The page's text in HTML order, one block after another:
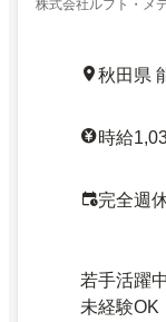
り／日勤のみ
株式会社ルフト・メ
秋田県
時給
完全週
若手活躍中
未経験OK